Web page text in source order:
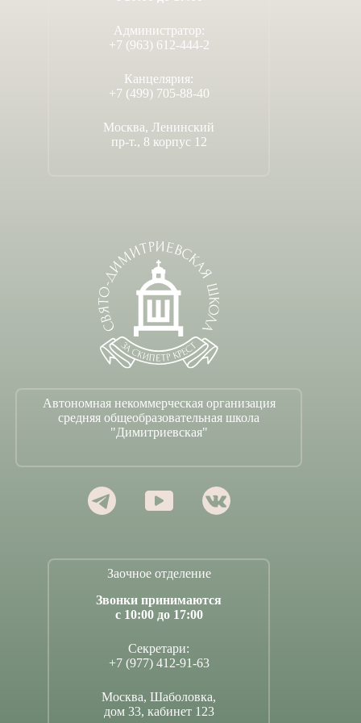
Администратор:
+7 (963) 612-444-2
Канцелярия:
+7 (499) 705-88-40
Москва, Ленинский
пр-т., 8 корпус 12
Автономная некоммерческая организация
средняя общеобразовательная школа
"Димитриевская"
Заочное отделение
Звонки принимаются
с 10:00 до 17:00
Секретари:
+7 (977) 412-91-63
Москва, Шаболовка,
дом 33, кабинет 123